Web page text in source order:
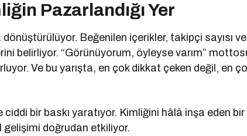
Pazarlandığı Yer
dönüştürülüyor. Beğenilen içerikler, takipçi sayısı
belirliyor. “Görünüyorum, öyleyse varım”
Ve bu yarışta, en çok dikkat çeken değil, en
bir baskı yaratıyor. Kimliğini hâlâ inşa eden
gelişimi doğrudan etkiliyor.